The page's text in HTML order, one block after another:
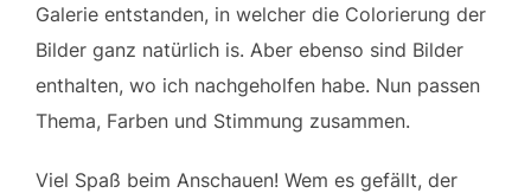
Galerie entstanden, in welcher die Colorierung der
Bilder ganz natürlich is. Aber ebenso sind Bilder
enthalten, wo ich nachgeholfen habe. Nun passen
Thema, Farben und Stimmung zusammen.
Viel Spaß beim Anschauen! Wem es gefällt, der